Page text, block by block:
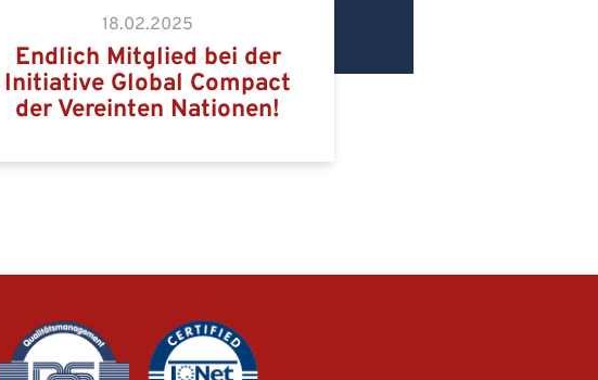
18.02.2025
Endlich Mitglied bei der
Initiative Global Compact
der Vereinten Nationen!